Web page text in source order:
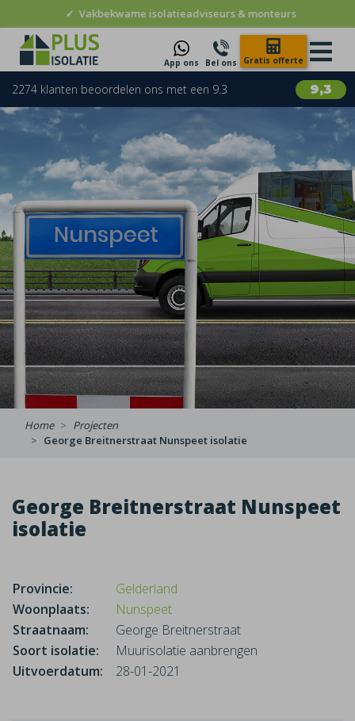
✓10 jaar garantie
App ons Bel ons Gratis offerte
9,3
2274 klanten beoordelen ons met een 9.3
Home
Projecten
George Breitnerstraat Nunspeet isolatie
George Breitnerstraat Nunspeet
isolatie
Provincie:
Gelderland
Woonplaats:
Nunspeet
Straatnaam:
George Breitnerstraat
Soort isolatie:
Muurisolatie aanbrengen
Uitvoerdatum:
28-01-2021